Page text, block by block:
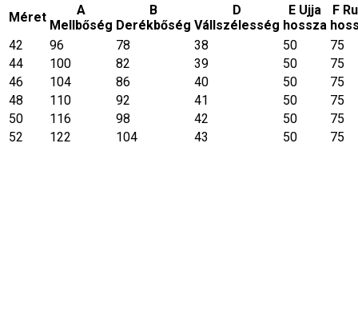
Méret
A
Mellbőség
B
Derékbőség
D
Vállszélesség
E Ujja
hossza
F
42
96 78 38 50
75
44
100 82 39 50
75
46
104 86 40 50
75
48
110 92 41 50
75
50
116 98 42 50
75
52
122 104 43 50 75